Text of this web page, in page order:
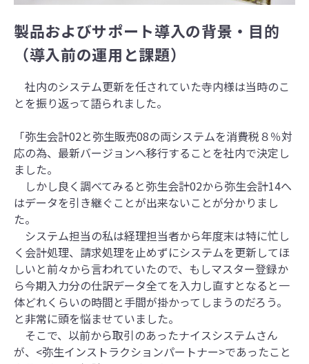
製品およびサポート導入の背景・目的
（導入前の運用と課題）
社内のシステム更新を任されていた寺内様は当時のこ
とを振り返って語られました。
「弥生会計02と弥生販売08の両システムを消費税８％対
応の為、最新バージョンへ移行することを社内で決定し
ました。
しかし良く調べてみると弥生会計02から弥生会計14へ
はデータを引き継ぐことが出来ないことが分かりまし
た。
システム担当の私は経理担当者から年度末は特に忙し
く会計処理、請求処理を止めずにシステムを更新してほ
しいと前々から言われていたので、もしマスター登録か
ら今期入力分の仕訳データ全てを入力し直すとなると一
体どれくらいの時間と手間が掛かってしまうのだろう。
と非常に頭を悩ませていました。
そこで、以前から取引のあったナイスシステムさん
が、<弥生インストラクションパートナー>であったこと